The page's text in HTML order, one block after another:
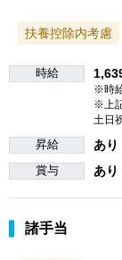
扶養控除内考慮
時給
※時
※上
土日
昇給 あり
賞与 あり
諸手当